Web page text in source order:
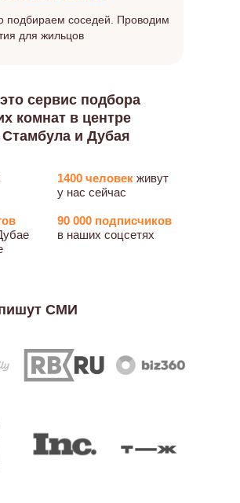
подбираем соседей. Проводим
для жильцов
90 000 подписчиков
в наших соцсетях
1400 человек живут
у нас сейчас
сервис подбора
комнат в центре
и Дубая
СМИ